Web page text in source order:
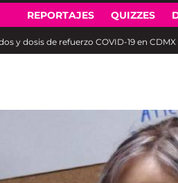
Open
dropdown
REPORTAJES QUIZZES
y dosis de refuerzo COVID-19 en CDMX